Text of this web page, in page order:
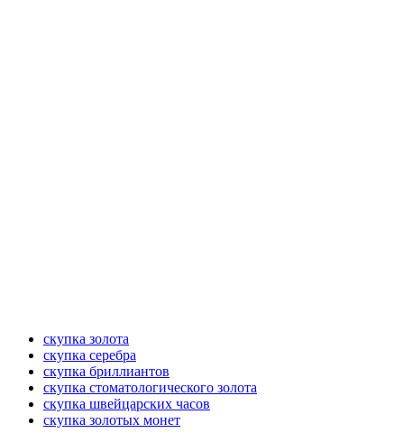
скупка золота
скупка серебра
скупка бриллиантов
скупка стоматологического золота
скупка швейцарских часов
скупка золотых монет